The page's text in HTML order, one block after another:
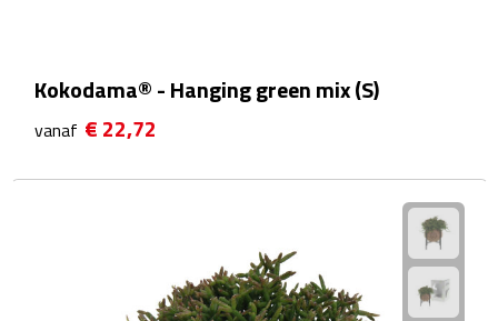
Dubbelwandige glazen
Kokodama® - Hanging green mix (S)
vanaf € 22,72